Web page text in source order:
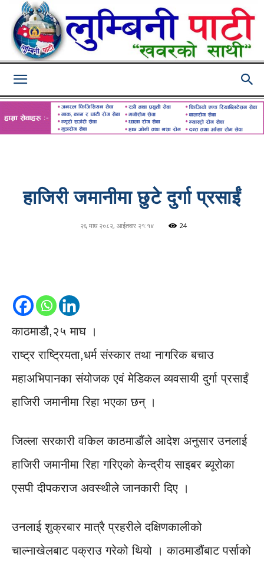
हाजिरी जमानीमा छुटे दुर्गा प्रसाईं
२६ माघ २०८२, आईतवार २१:१४ 24
काठमाडौ,२५ माघ ।
राष्ट्र राष्ट्रियता,धर्म संस्कार तथा नागरिक बचाउ
महाअभिपानका संयोजक एवं मेडिकल व्यवसायी दुर्गा प्रसाईं
हाजिरी जमानीमा रिहा भएका छन् ।
जिल्ला सरकारी वकिल काठमाडौंले आदेश अनुसार उनलाई
हाजिरी जमानीमा रिहा गरिएको केन्द्रीय साइबर ब्यूरोका
एसपी दीपकराज अवस्थीले जानकारी दिए ।
उनलाई शुक्रबार मात्रै प्रहरीले दक्षिणकालीको
चाल्नाखेलबाट पक्राउ गरेको थियो । काठमाडौंबाट पर्साको